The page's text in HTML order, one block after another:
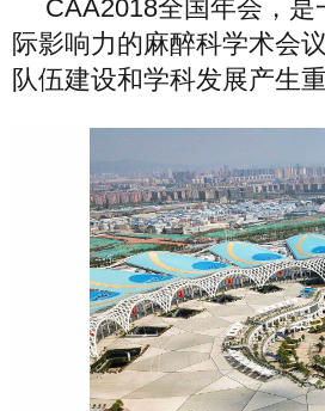
CAA2018全国年会，
际影响力的麻醉科学术会
队伍建设和学科发展产生